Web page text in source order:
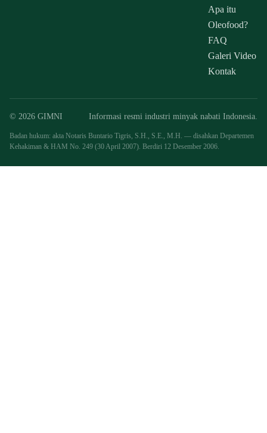
Apa itu
Oleofood?
FAQ
Galeri Video
Kontak
© 2026 GIMNI Informasi resmi industri minyak nabati Indonesia.
Badan hukum: akta Notaris Buntario Tigris, S.H., S.E., M.H. — disahkan Departemen
Kehakiman & HAM No. 249 (30 April 2007). Berdiri 12 Desember 2006.